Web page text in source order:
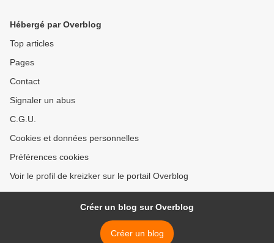
Hébergé par Overblog
Top articles
Pages
Contact
Signaler un abus
C.G.U.
Cookies et données personnelles
Préférences cookies
Voir le profil de kreizker sur le portail Overblog
Créer un blog sur Overblog
Créer un blog